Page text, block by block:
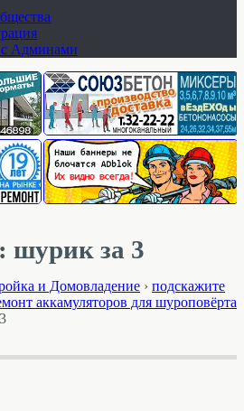
Админами
шурик за 3
и Домовладение › подскажите
аккамуляторов для шуроповёрта